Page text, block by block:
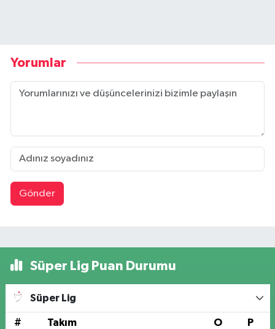
Yorumlar
Gönder
Süper Lig Puan Durumu
Süper Lig
# Takım O P